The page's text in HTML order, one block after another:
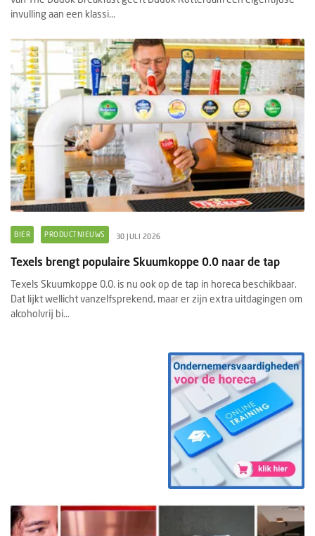
invulling aan een klassi...
BIER PRODUCTNIEUWS 30 JULI 2026
Texels brengt populaire Skuumkoppe 0.0 naar de tap
Texels Skuumkoppe 0.0. is nu ook op de tap in horeca beschikbaar.
Dat lijkt wellicht vanzelfsprekend, maar er zijn extra uitdagingen om
alcoholvrij bi...